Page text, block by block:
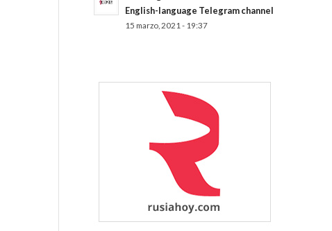
English-language Telegram channel
15 marzo, 2021 - 19:37